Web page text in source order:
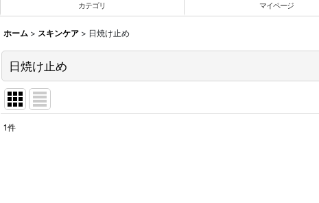
カテゴリ マイページ
ホーム > スキンケア > 日焼け止め
日焼け止め
1件